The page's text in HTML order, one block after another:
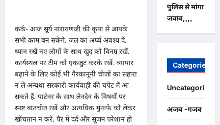
कर्क- आज सूर्य नारायणजी की कृपा से आपके
सभी काम बन सकेंगे. जल का अर्घ्य अवश्य दें.
ध्यान रखें नए लोगों के साथ खुद को विनम्र रखें.
कार्यस्थल पर टीम को एकजुट करके रखें. व्यापार
बढ़ाने के लिए कोई भी गैरकानूनी चीजों का सहारा
न लें अन्यथा सरकारी कार्यवाही की चपेट में आ
सकते हैं. पार्टनर के साथ लेनदेन के विषयों पर
स्पष्ट बातचीत रखें और अत्यधिक मुनाफे को लेकर
खींचतान न करें. पैर में दर्द और सूजन परेशान हो
पुलिस से मांगा
जवाब,,,,
Categories
Uncategorized
अजब -गजब